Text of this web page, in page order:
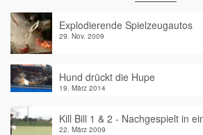
Explodierende Spielzeugautos
29. Nov. 2009
Hund drückt die Hupe
19. März 2014
Kill Bill 1 & 2 - Nachgespielt in
22. März 2009